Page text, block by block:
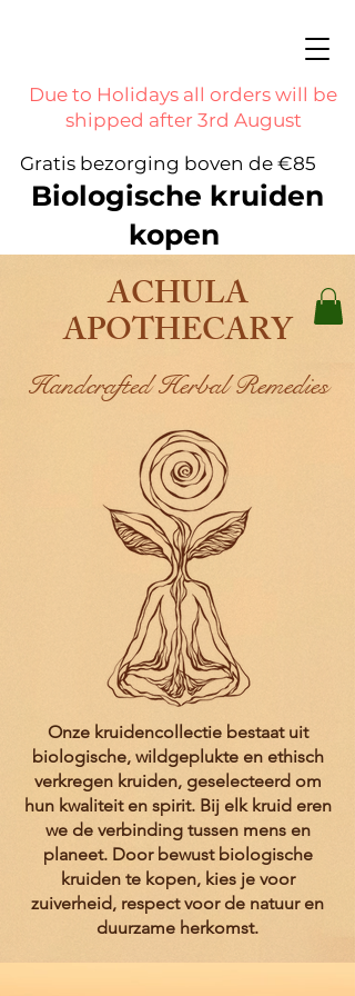
Due to Holidays all orders will be
shipped after 3rd August
Gratis bezorging boven de €85
Biologische kruiden
kopen
ACHULA
APOTHECARY
Handcrafted Herbal Remedies
Onze kruidencollectie bestaat uit
biologische, wildgeplukte en ethisch
verkregen kruiden, geselecteerd om
hun kwaliteit en spirit. Bij elk kruid eren
we de verbinding tussen mens en
planeet. Door bewust biologische
kruiden te kopen, kies je voor
zuiverheid, respect voor de natuur en
duurzame herkomst.